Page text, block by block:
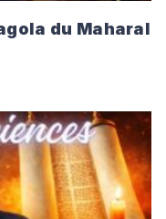
du Maharal